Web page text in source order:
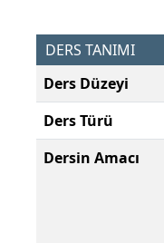
DERS TANIMI
Ders Düzeyi
Ders Türü
Dersin Amacı